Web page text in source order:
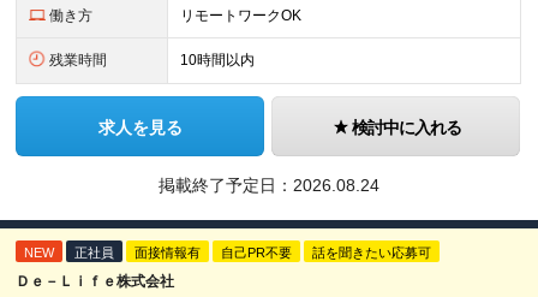
働き方 リモートワークOK
残業時間 10時間以内
求人を見る 検討中に入れる
掲載終了予定日： 2026.08.24
NEW 正社員 面接情報有 自己PR不要 話を聞きたい応募可
Ｄｅ－Ｌｉｆｅ株式会社